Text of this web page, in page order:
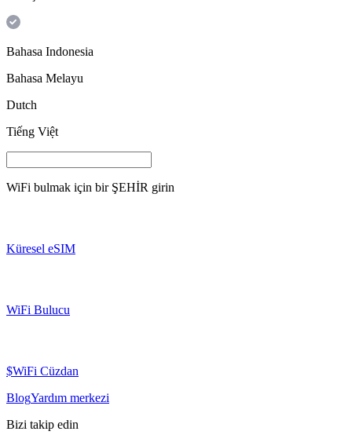
Bahasa Indonesia
Bahasa Melayu
Dutch
Tiếng Việt
WiFi bulmak için bir ŞEHİR girin
Küresel eSIM
WiFi Bulucu
$WiFi Cüzdan
BlogYardım merkezi
Bizi takip edin